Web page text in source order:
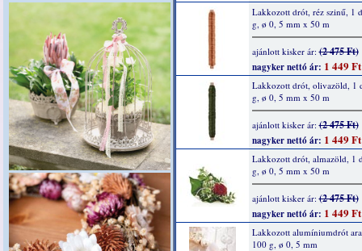
Lakkozott drót, réz szinű, 1
g, ø 0, 5 mm x 50 m
ajánlott kisker ár:(2 475 Ft)
nagyker nettó ár: 1 449 Ft
Lakkozott drót, olivazöld, 1
g, ø 0, 5 mm x 50 m
ajánlott kisker ár:(2 475 Ft)
nagyker nettó ár: 1 449 Ft
Lakkozott drót, almazöld, 1
g, ø 0, 5 mm x 50 m
ajánlott kisker ár:(2 475 Ft)
nagyker nettó ár: 1 449 Ft
Lakkozott alumíniumdrót
100 g, ø 0, 5 mm